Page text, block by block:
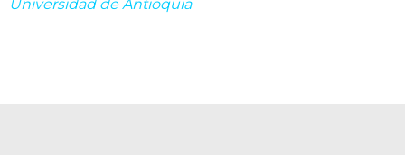
Universidad de Antioquia